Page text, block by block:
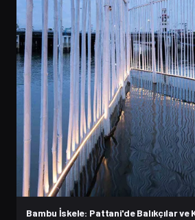
Bambu İskele: Pattani'de Balıkçılar ve